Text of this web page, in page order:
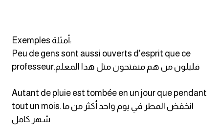
Exemples أمثلة:
Peu de gens sont aussi ouverts d'esprit que ce
professeur.قليلون من هم منفتحون مثل هذا المعلم
Autant de pluie est tombée en un jour que pendant
tout un mois. انخفض المطر في يوم واحد أكثر من ما
شهر كامل